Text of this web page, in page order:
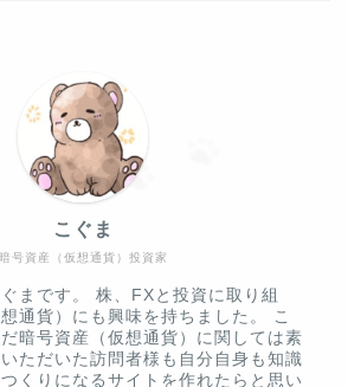
暗号資産（仮想通貨）投資家
こぐま
まです。 株、FXと投資に取り組
通貨）にも興味を持ちました。 こ
暗号資産（仮想通貨）に関しては素
ただいた訪問者様も自分自身も知識
くりになるサイトを作れたらと思い